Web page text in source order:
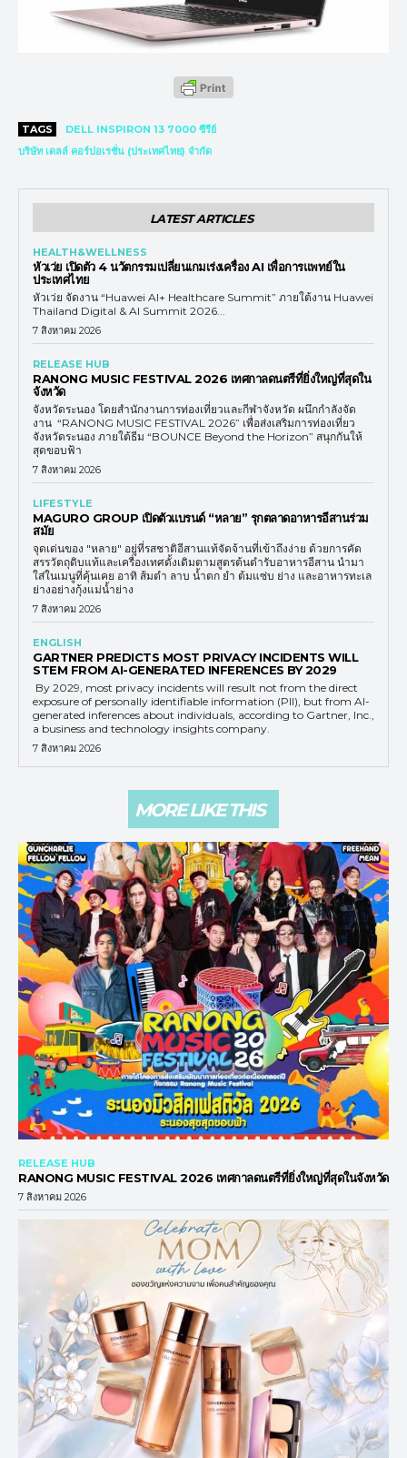
TAGS
DELL INSPIRON 13 7000 ซีรีย์
บริษัท เดลล์ คอร์ปอเรชั่น (ประเทศไทย) จำกัด
LATEST ARTICLES
HEALTH&WELLNESS
หัวเว่ย เปิดตัว 4 นวัตกรรมเปลี่ยนเกมเร่งเครื่อง AI เพื่อการแพทย์ใน
ประเทศไทย
หัวเว่ย จัดงาน “Huawei AI+ Healthcare Summit” ภายใต้งาน Huawei
Thailand Digital & AI Summit 2026...
7 สิงหาคม 2026
RELEASE HUB
RANONG MUSIC FESTIVAL 2026 เทศกาลดนตรีที่ยิ่งใหญ่ที่สุดใน
จังหวัด
จังหวัดระนอง โดยสำนักงานการท่องเที่ยวและกีฬาจังหวัด ผนึกกำลังจัด
งาน “RANONG MUSIC FESTIVAL 2026” เพื่อส่งเสริมการท่องเที่ยว
จังหวัดระนอง ภายใต้ธีม “BOUNCE Beyond the Horizon” สนุกกันให้
สุดขอบฟ้า
7 สิงหาคม 2026
LIFESTYLE
MAGURO GROUP เปิดตัวแบรนด์ “หลาย” รุกตลาดอาหารอีสานร่วม
สมัย
จุดเด่นของ "หลาย" อยู่ที่รสชาติอีสานแท้จัดจ้านที่เข้าถึงง่าย ด้วยการคัด
สรรวัตถุดิบแท้และเครื่องเทศดั้งเดิมตามสูตรต้นตำรับอาหารอีสาน นำมา
ใส่ในเมนูที่คุ้นเคย อาทิ ส้มตำ ลาบ น้ำตก ยำ ต้มแซ่บ ย่าง และอาหารทะเล
ย่างอย่างกุ้งแม่น้ำย่าง
7 สิงหาคม 2026
ENGLISH
GARTNER PREDICTS MOST PRIVACY INCIDENTS WILL
STEM FROM AI-GENERATED INFERENCES BY 2029
By 2029, most privacy incidents will result not from the direct
exposure of personally identifiable information (PII), but from AI-
generated inferences about individuals, according to Gartner, Inc.,
a business and technology insights company.
7 สิงหาคม 2026
MORE LIKE THIS
RELEASE HUB
RANONG MUSIC FESTIVAL 2026 เทศกาลดนตรีที่ยิ่งใหญ่ที่สุดในจังหวัด
7 สิงหาคม 2026